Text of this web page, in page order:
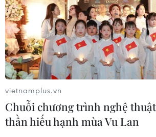
Bảo đảm, bảo vệ quyền con
công dân trên môi trường số
21/05/2026 05:40
Không gian mạng Việt Nam không chỉ
trọng của nền kinh tế số mà còn là lĩnh
vietnamplus.vn
Chuỗi chương trình nghệ
thần hiếu hạnh mùa Vu Lan